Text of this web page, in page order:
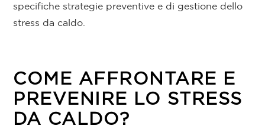
specifiche strategie preventive e di gestione dello
stress da caldo.
COME AFFRONTARE E
PREVENIRE LO STRESS
DA CALDO?